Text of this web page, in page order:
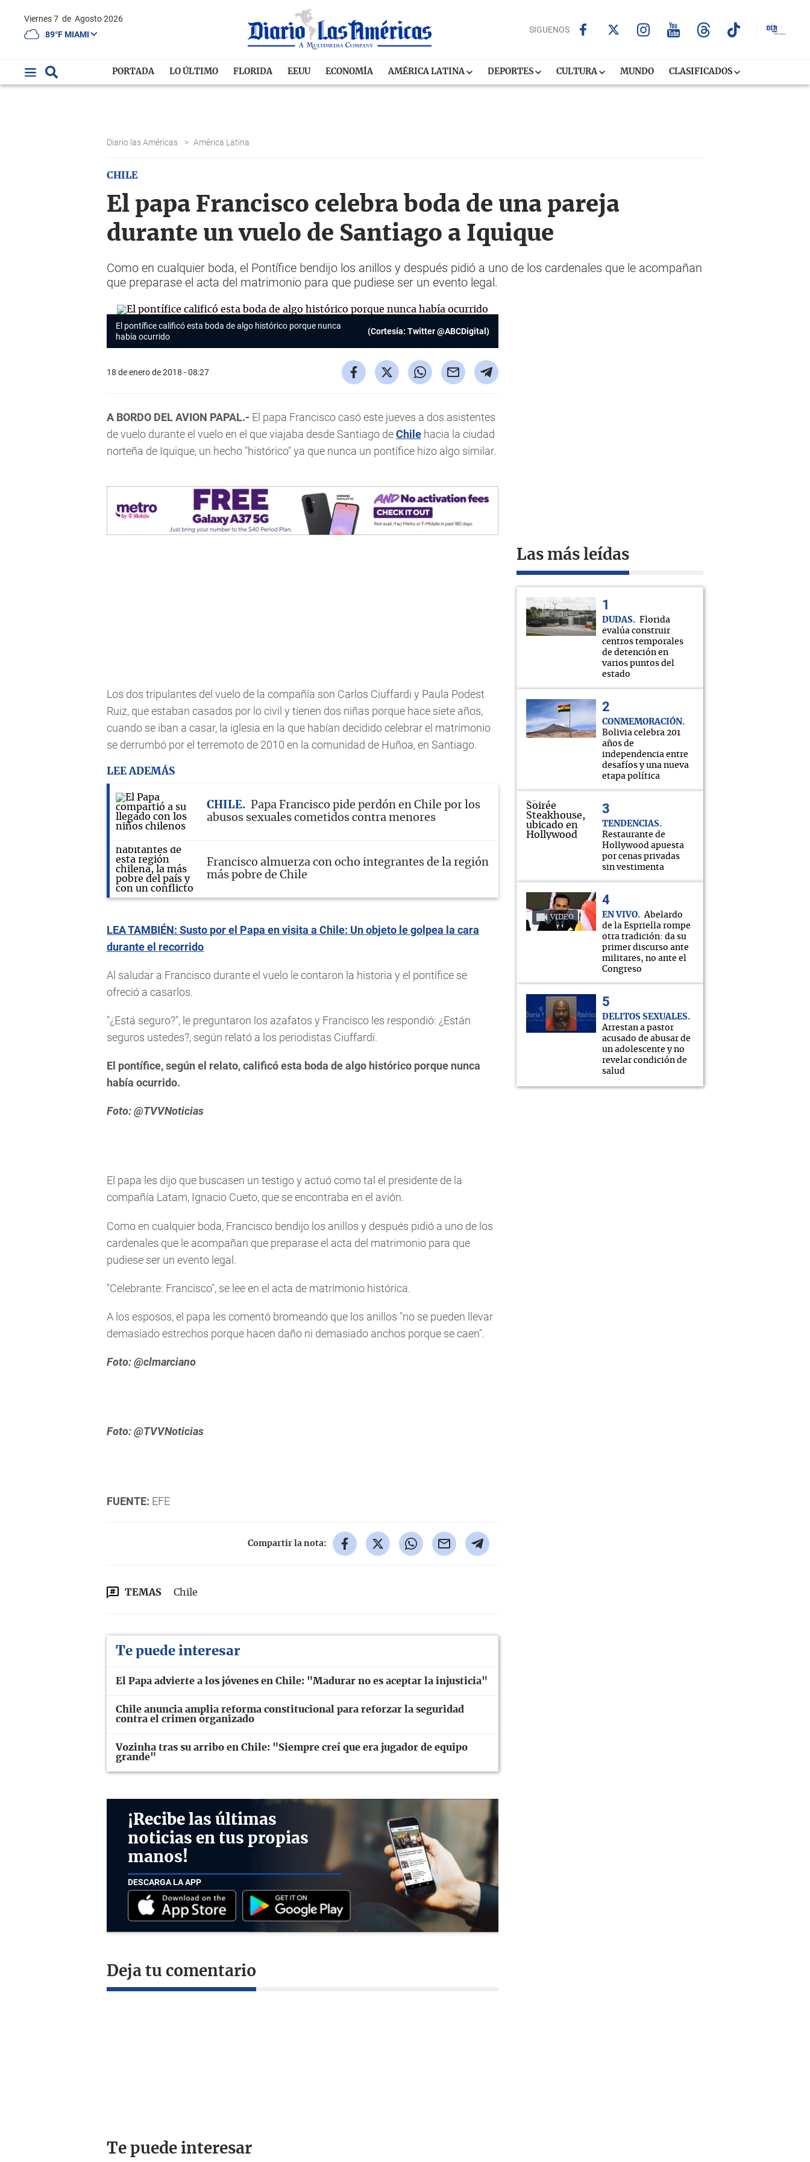
Viernes 7 de Agosto 2026
89°F MIAMI
SIGUENOS
PORTADA LO ÚLTIMO FLORIDA EEUU ECONOMÍA AMÉRICA LATINA DEPORTES CULTURA MUNDO CLASIFICADOS
Diario las Américas > América Latina
CHILE
El papa Francisco celebra boda de una pareja
durante un vuelo de Santiago a Iquique
Como en cualquier boda, el Pontífice bendijo los anillos y después pidió a uno de los cardenales que le acompañan
que preparase el acta del matrimonio para que pudiese ser un evento legal.
El pontífice calificó esta boda de algo histórico porque nunca
había ocurrido
(Cortesía: Twitter @ABCDigital)
18 de enero de 2018 - 08:27
A BORDO DEL AVION PAPAL.- El papa Francisco casó este jueves a dos asistentes
de vuelo durante el vuelo en el que viajaba desde Santiago deChile hacia la ciudad
norteña de Iquique, un hecho "histórico" ya que nunca un pontífice hizo algo similar.
Los dos tripulantes del vuelo de la compañía son Carlos Ciuffardi y Paula Podest
Ruiz, que estaban casados por lo civil y tienen dos niñas porque hace siete años,
cuando se iban a casar, la iglesia en la que habían decidido celebrar el matrimonio
se derrumbó por el terremoto de 2010 en la comunidad de Huñoa, en Santiago.
LEE ADEMÁS
CHILE
Papa Francisco pide perdón en Chile por los
abusos sexuales cometidos contra menores
Francisco almuerza con ocho integrantes de la región
más pobre de Chile
LEA TAMBIÉN: Susto por el Papa en visita a Chile: Un objeto le golpea la cara
durante el recorrido
Al saludar a Francisco durante el vuelo le contaron la historia y el pontífice se
ofreció a casarlos.
"¿Está seguro?", le preguntaron los azafatos y Francisco les respondió: ¿Están
seguros ustedes?, según relató a los periodistas Ciuffardi.
El pontífice, según el relato, calificó esta boda de algo histórico porque nunca
había ocurrido.
Foto: @TVVNoticias
El papa les dijo que buscasen un testigo y actuó como tal el presidente de la
compañía Latam, Ignacio Cueto, que se encontraba en el avión.
Como en cualquier boda, Francisco bendijo los anillos y después pidió a uno de los
cardenales que le acompañan que preparase el acta del matrimonio para que
pudiese ser un evento legal.
"Celebrante: Francisco", se lee en el acta de matrimonio histórica.
A los esposos, el papa les comentó bromeando que los anillos "no se pueden llevar
demasiado estrechos porque hacen daño ni demasiado anchos porque se caen".
Foto: @clmarciano
Foto: @TVVNoticias
FUENTE: EFE
Compartir la nota:
TEMAS Chile
Te puede interesar
El Papa advierte a los jóvenes en Chile: "Madurar no es aceptar la injusticia"
Chile anuncia amplia reforma constitucional para reforzar la seguridad
contra el crimen organizado
Vozinha tras su arribo en Chile: "Siempre creí que era jugador de equipo
grande"
¡Recibe las últimas
noticias en tus propias
manos!
DESCARGA LA APP
Deja tu comentario
Las más leídas
DUDAS
Florida
evalúa construir
centros temporales
de detención en
varios puntos del
estado
CONMEMORACIÓN
Bolivia celebra 201
años de
independencia entre
desafíos y una nueva
etapa política
TENDENCIAS
Restaurante de
Hollywood apuesta
por cenas privadas
sin vestimenta
VIDEO EN VIVO
Abelardo
de la Espriella rompe
otra tradición: da su
primer discurso ante
militares, no ante el
Congreso
DELITOS SEXUALES
Arrestan a pastor
acusado de abusar de
un adolescente y no
revelar condición de
salud
Te puede interesar